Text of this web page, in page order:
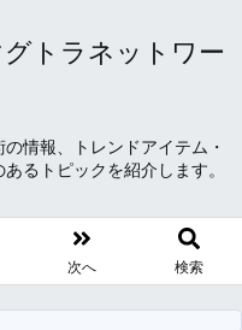
トラネットワー
情報、トレンドアイテム・
るトピックを紹介します。
次へ 検索